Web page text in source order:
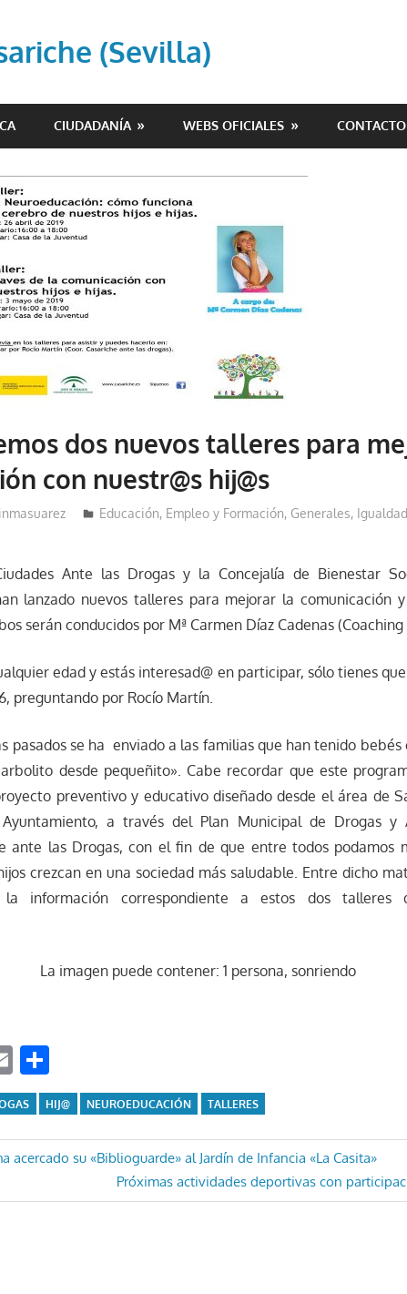
(Sevilla)
CIUDADANÍA WEBS OFICIALES CONTACTO
dos nuevos talleres para
con nuestr@s hij@s
inmasuarez Educación, Empleo y Formación, Generales,
Ante las Drogas y la Concejalía de Bienestar
lanzado nuevos talleres para mejorar la comunicación
serán conducidos por Mª Carmen Díaz Cadenas (Coaching
edad y estás interesad@ en participar, sólo tienes
preguntando por Rocío Martín.
pasados se ha enviado a las familias que han tenido
desde pequeñito». Cabe recordar que este
preventivo y educativo diseñado desde el área de
a través del Plan Municipal de Drogas y
ante las Drogas, con el fin de que entre todos podamos
crezcan en una sociedad más saludable. Entre dicho
información correspondiente a estos dos talleres
Email
HIJ@ NEUROEDUCACIÓN TALLERES
acercado su «Biblioguarde» al Jardín de Infancia «La Casita»
Entrada
siguiente:
Próximas actividades deportivas con